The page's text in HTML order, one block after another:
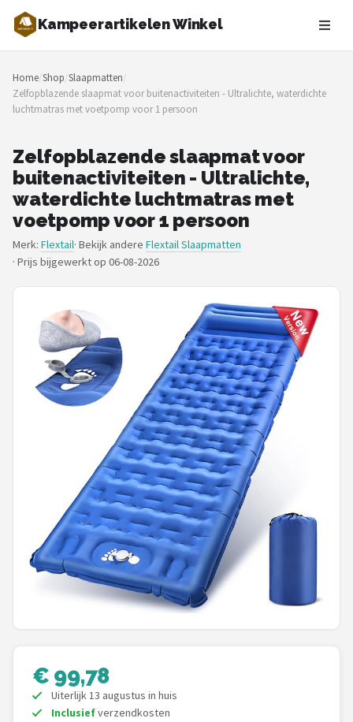
Kampeerartikelen Winkel
Zoeken
NAVIGATIE
Shop
Merken
Blog
Tenten
Slaapzakken
Koelboxen
Shop
POPULAIRE MERKEN
Eurotrail
Camp
LifeGoods
Bo-Camp
NOMAD
Gimeg
Home/Shop/Slaapmatten/
Zelfopblazende slaapmat voor buitenactiviteiten - Ultralichte, waterdichte
luchtmatras met voetpomp voor 1 persoon
Zelfopblazende slaapmat voor
buitenactiviteiten - Ultralichte,
waterdichte luchtmatras met
voetpomp voor 1 persoon
Merk: Flextail· Bekijk andere Flextail Slaapmatten
· Prijs bijgewerkt op 06-08-2026
€ 99,78
Uiterlijk 13 augustus in huis
Inclusiefverzendkosten